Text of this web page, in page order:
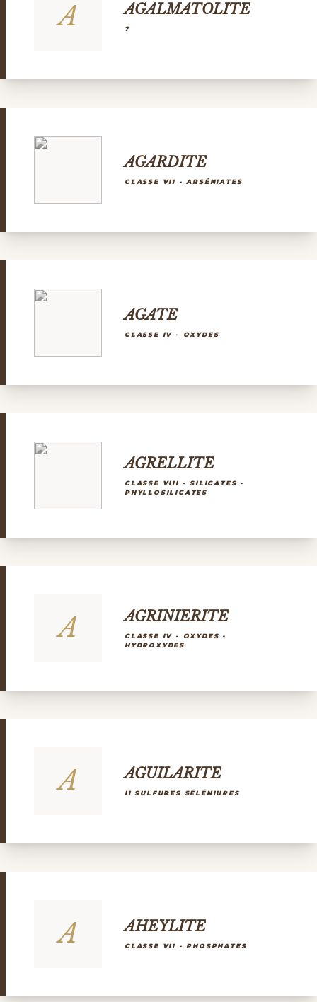
A AGALMATOLITE
?
AGARDITE
CLASSE VII - ARSÉNIATES
AGATE
CLASSE IV - OXYDES
AGRELLITE
CLASSE VIII - SILICATES -
PHYLLOSILICATES
A AGRINIERITE
CLASSE IV - OXYDES -
HYDROXYDES
A AGUILARITE
II SULFURES SÉLÉNIURES
A AHEYLITE
CLASSE VII - PHOSPHATES